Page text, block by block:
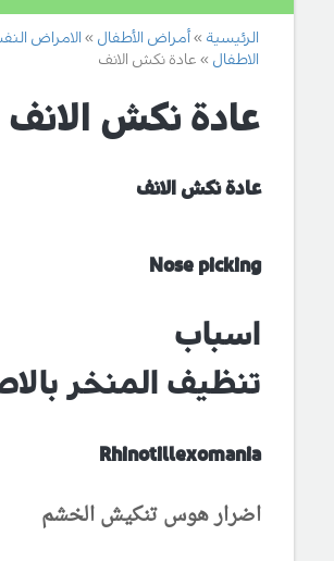
الرئيسية أمراض الأطفال
الامراض
الاطفال
عادة نكش الانف
عادة نكش الانف
عادة نكش الانف
Nose picking
اسباب
تنظيف المنخر
Rhinotillexomania
اضرارهوستنكيش الخشم